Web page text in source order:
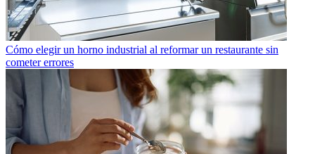
Cómo elegir un horno industrial al reformar un restaurante sin
cometer errores